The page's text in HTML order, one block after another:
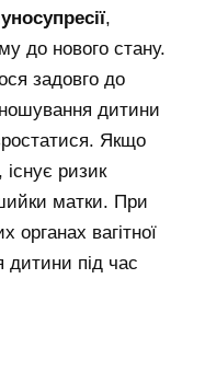
,
до нового стану.
задовго до
дитини
Якщо
ризик
матки. При
органах вагітної
дитини під час